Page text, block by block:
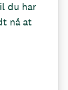
du har
nå at